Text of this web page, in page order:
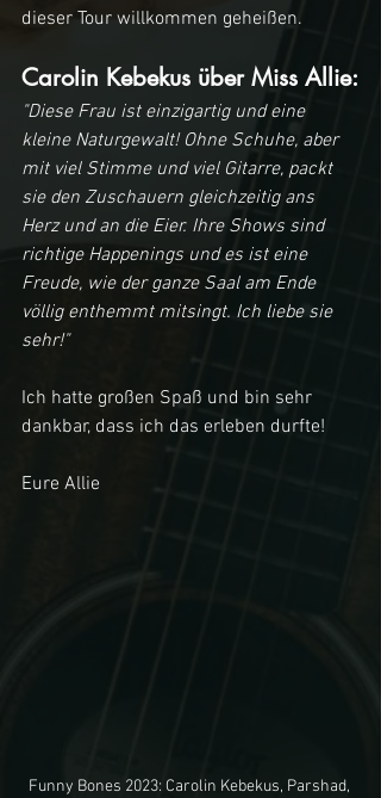
dieser Tour willkommen geheißen.
Carolin Kebekus über Miss Allie:
"Diese Frau ist einzigartig und eine
kleine Naturgewalt! Ohne Schuhe, aber
mit viel Stimme und viel Gitarre, packt
sie den Zuschauern gleichzeitig ans
Herz und an die Eier. Ihre Shows sind
richtige Happenings und es ist eine
Freude, wie der ganze Saal am Ende
völlig enthemmt mitsingt. Ich liebe sie
sehr!"
Ich hatte großen Spaß und bin sehr
dankbar, dass ich das erleben durfte!
Eure Allie
Funny Bones 2023: Carolin Kebekus, Parshad,